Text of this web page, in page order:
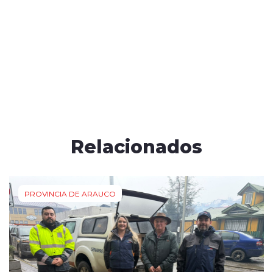
Relacionados
PROVINCIA DE ARAUCO